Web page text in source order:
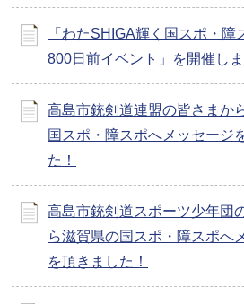
「わたSHIGA輝く国スポ・障
800日前イベント」を開催しま
高島市銃剣道連盟の皆さまか
国スポ・障スポへメッセージ
た！
高島市銃剣道スポーツ少年団
ら滋賀県の国スポ・障スポへ
を頂きました！